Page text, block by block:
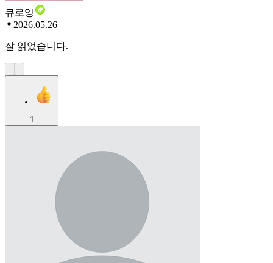
큐로잉
2026.05.26
잘 읽었습니다.
1